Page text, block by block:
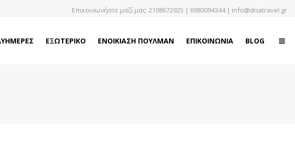
Επικοινωνήστε μαζί μας: 2108672925 | 6980094344| info@dnatravel.gr
ΕΞΩΤΕΡΙΚΟ ΕΝΟΙΚΙΑΣΗ ΠΟΥΛΜΑΝ ΕΠΙΚΟΙΝΩΝΙΑ BLOG